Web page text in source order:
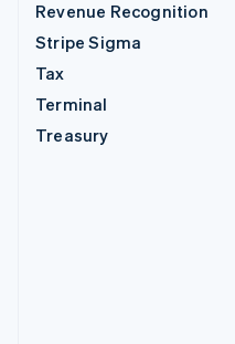
Revenue Recognition
Stripe Sigma
Tax
Terminal
Treasury